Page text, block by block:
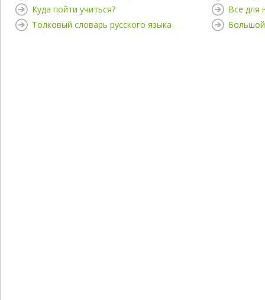
Куда пойти учиться?
Толковый словарь русского языка
Все для
Большой